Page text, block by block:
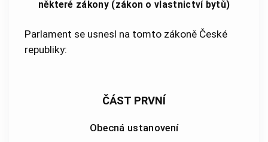
některé zákony (zákon o vlastnictví bytů)
Parlament se usnesl na tomto zákoně České
republiky:
ČÁST PRVNÍ
Obecná ustanovení